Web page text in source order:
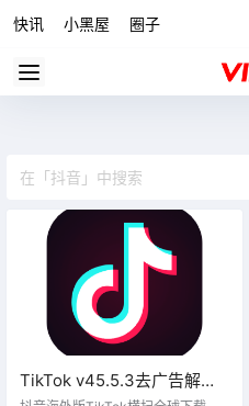
快讯 小黑屋 圈子
TikTok v45.5.3去广告解除